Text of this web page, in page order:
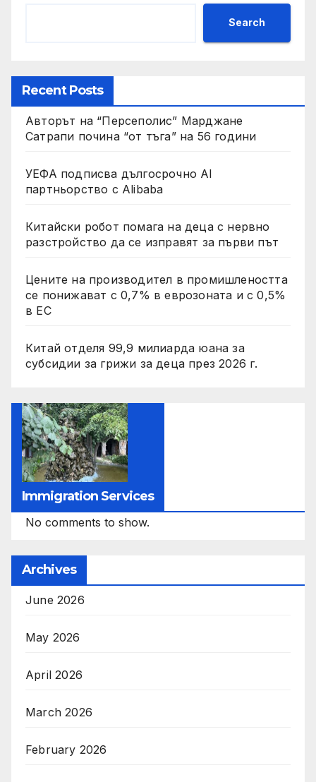
Search
Recent Posts
Авторът на “Персеполис” Марджане
Сатрапи почина “от тъга” на 56 години
УЕФА подписва дългосрочно AI
партньорство с Alibaba
Китайски робот помага на деца с нервно
разстройство да се изправят за първи път
Цените на производител в промишлеността
се понижават с 0,7% в еврозоната и с 0,5%
в ЕС
Китай отделя 99,9 милиарда юана за
субсидии за грижи за деца през 2026 г.
Immigration Services
No comments to show.
Archives
June 2026
May 2026
April 2026
March 2026
February 2026